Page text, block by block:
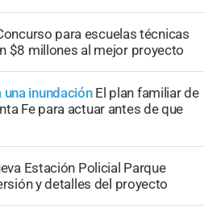
para escuelas técnicas
$8 millones al mejor proyecto
inundación El plan familiar de
Fe para actuar antes de que
Estación Policial Parque
y detalles del proyecto